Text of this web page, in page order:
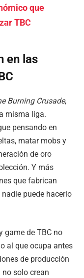
que
TBC
en las
Burning Crusade,
misma liga.
pensando en
matar mobs y
de oro
Y más
que fabrican
puede hacerlo
game de TBC no
al que ocupa antes
de producción
solo crean